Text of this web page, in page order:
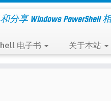
分享 Windows
电子书 关于本站